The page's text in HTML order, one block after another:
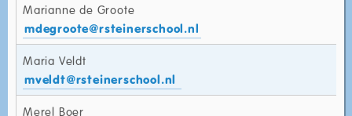
Marianne de Groote
mdegroote@rsteinerschool.nl
Maria Veldt
mveldt@rsteinerschool.nl
Merel Boer